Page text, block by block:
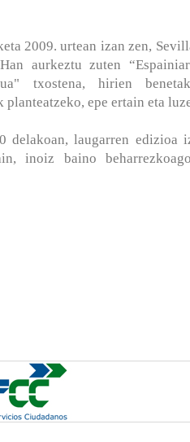
2009. urtean izan zen,
aurkeztu zuten
txostena, hirien
epe ertain eta
delakoan, laugarren edizioa
inoiz baino